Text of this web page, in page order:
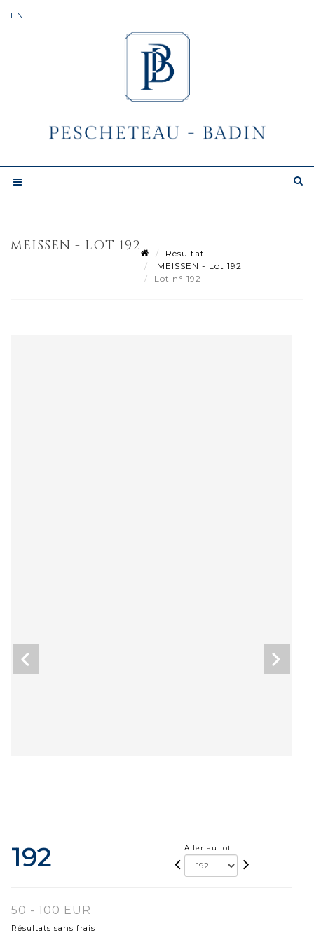
MEISSEN - LOT 192
Résultat
MEISSEN - Lot 192
Lot n° 192
192 Aller au lot
50 - 100 EUR
Résultats sans frais